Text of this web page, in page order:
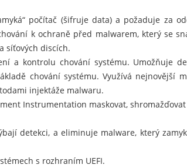
počítač (šifruje data) a požaduje za
k ochraně před malwarem, který se
síťových discích.
a kontrolu chování systému. Umožňuje
chování systému. Využívá nejnovější
injektáže malwaru.
Instrumentation maskovat,
detekci, a eliminuje malware, který
s rozhraním UEFI.